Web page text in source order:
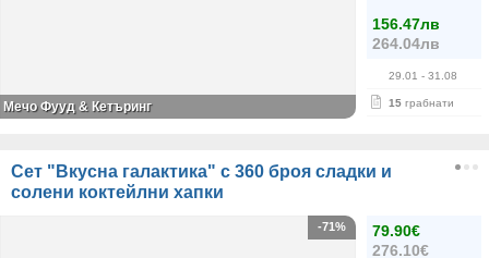
156.47лв
264.04лв
29.01 - 31.08
15 грабнати
Мечо Фууд & Кетъринг
Сет "Вкусна галактика" с 360 броя сладки и
солени коктейлни хапки
79.90€
276.10€
-71%